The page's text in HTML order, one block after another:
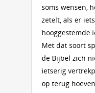
soms wensen,
zetelt, als er iets
hooggestemde
Met dat soort
de Bijbel zich
ietserig
op terug